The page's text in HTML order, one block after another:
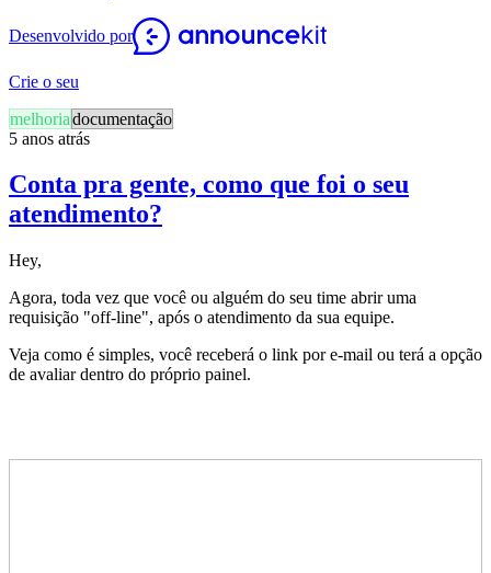
Desenvolvido por
Crie o seu
melhoriadocumentação
5 anos atrás
Conta pra gente, como que foi o seu
atendimento?
Hey,
Agora, toda vez que você ou alguém do seu time abrir uma
requisição "off-line", após o atendimento da sua equipe.
Veja como é simples, você receberá o link por e-mail ou terá a opção
de avaliar dentro do próprio painel.